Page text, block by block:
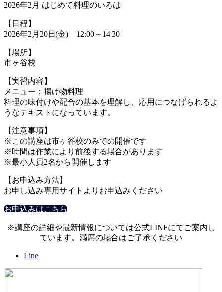
2026年2月 はじめて料理のいろは
【日程】
2026年2月20日(金) 12:00～14:30
【場所】
市ヶ谷校
【実習内容】
メニュー：揚げ物料理
料理の味付けや配合の基本を理解し、応用につなげられるよ
うなテキストになっています。
【注意事項】
※この講座は市ヶ谷校のみでの開催です
※時間は作業により前後する場合があります
※最小人員2名から開催します
【お申込み方法】
お申し込み専用サイトよりお申込みください
お申込みはこちら
※講座の詳細や最新情報については公式LINEにてご案内し
ています。満席の場合はご了承ください
Line